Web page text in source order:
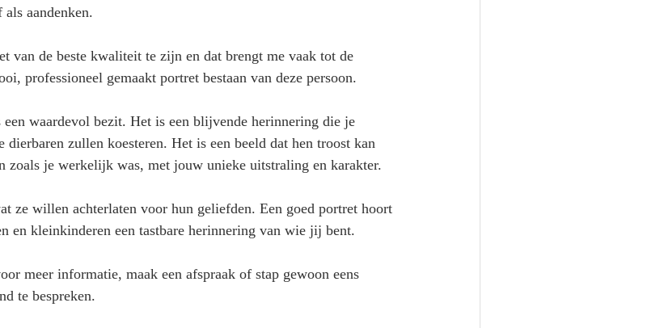
aandenken.
van de beste kwaliteit te zijn en dat brengt me vaak tot de
professioneel gemaakt portret bestaan van deze persoon.
waardevol bezit. Het is een blijvende herinnering die je
zullen koesteren. Het is een beeld dat hen troost kan
zoals je werkelijk was, met jouw unieke uitstraling en karakter.
ze willen achterlaten voor hun geliefden. Een goed portret hoort
en kleinkinderen een tastbare herinnering van wie jij bent.
meer informatie, maak een afspraak of stap gewoon eens
te bespreken.